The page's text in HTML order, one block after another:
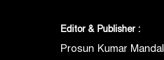
Editor & Publisher :
Prosun Kumar Mandal